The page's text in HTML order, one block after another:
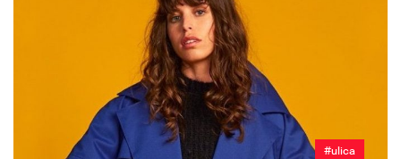
#ulica